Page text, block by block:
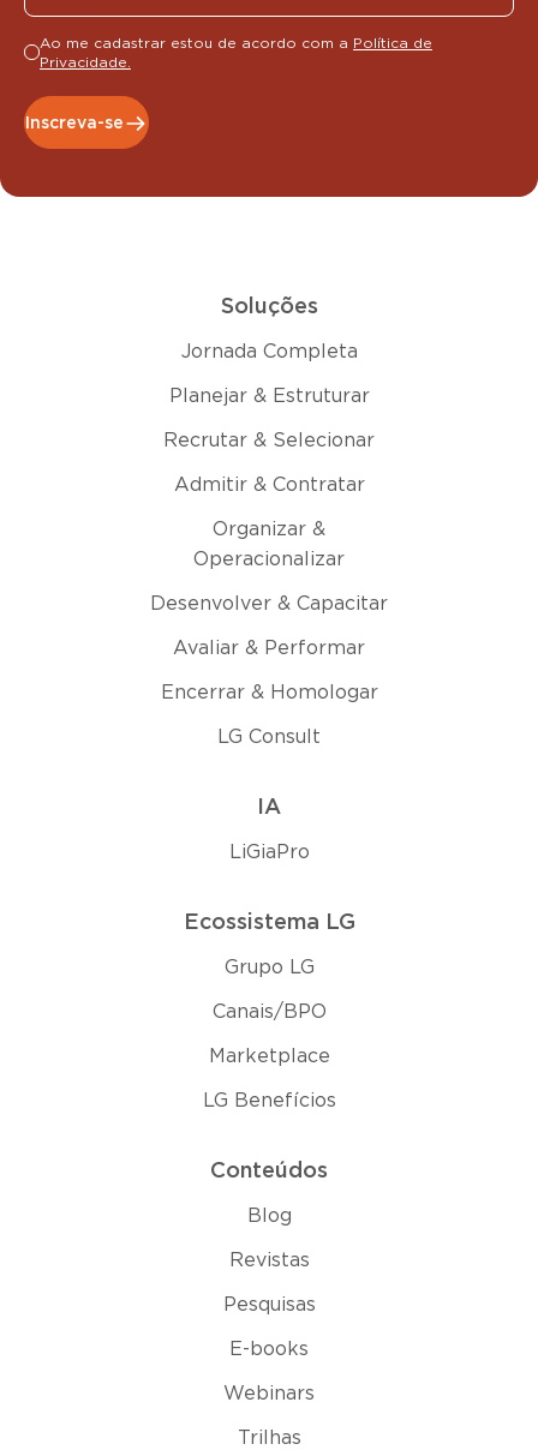
Ao me cadastrar estou de acordo com a Política de
Privacidade.
Inscreva-se
Soluções
Jornada Completa
Planejar & Estruturar
Recrutar & Selecionar
Admitir & Contratar
Organizar &
Operacionalizar
Desenvolver & Capacitar
Avaliar & Performar
Encerrar & Homologar
LG Consult
IA
LiGiaPro
Ecossistema LG
Grupo LG
Canais/BPO
Marketplace
LG Benefícios
Conteúdos
Blog
Revistas
Pesquisas
E-books
Webinars
Trilhas